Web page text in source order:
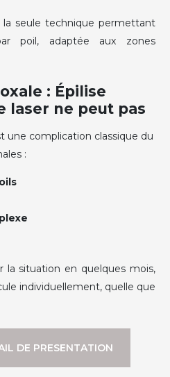
la seule technique permettant
poil, adaptée aux zones
: Épilise
laser ne peut pas
une complication classique du
:
la situation en quelques mois,
individuellement, quelle que
DE PRESENTATION